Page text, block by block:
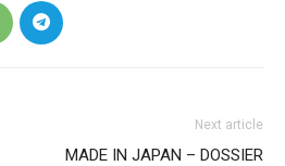
Next article
MADE IN JAPAN – DOSSIER